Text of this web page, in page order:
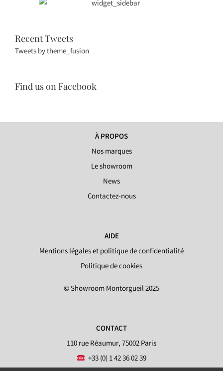
Recent Tweets
Tweets by theme_fusion
Find us on Facebook
À PROPOS
Nos marques
Le showroom
News
Contactez-nous
AIDE
Mentions légales et politique de confidentialité
Politique de cookies
© Showroom Montorgueil 2025
CONTACT
110 rue Réaumur, 75002 Paris
+33 (0) 1 42 36 02 39